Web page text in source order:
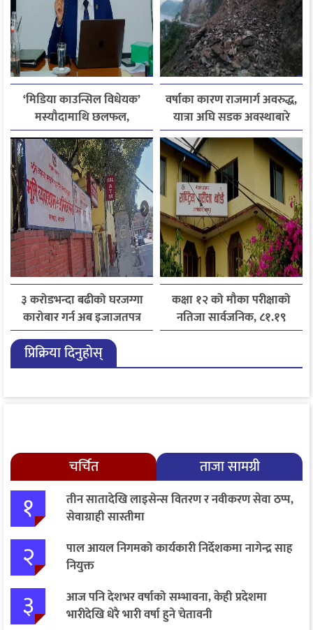
‘मिडिया काउन्सिल विधेयक’
मस्यौदामाथि छलफल,
एआईदेखि पत्रकारको
लाइसेन्ससम्मका विषयमा
सुझाव
वर्षाका कारण राजमार्ग अवरुद्ध,
यात्रा अघि सडक अवस्थाबारे
जानकारी लिन आग्रह
३ करोडभन्दा बढीको घरजग्गा
कारोबार गर्न अब इजाजतपत्र
अनिवार्य
कक्षा १२ को मौका परीक्षाको
नतिजा सार्वजनिक, ८१.१९
प्रतिशत विद्यार्थी उत्तीर्ण
प्रिक्रिया दिनुहोस्
चर्चित ताजा सामग्री
१
तीन सातादेखि लाइसेन्स वितरण र नवीकरण सेवा ठप्प,
सेवाग्राही सास्तीमा
२
पाल आयल निगमको कार्यकारी निर्देशकमा नागेन्द्र साह
नियुक्त
३
आज पनि देशभर वर्षाको सम्भावना, केही प्रदेशमा
भारीदेखि धेरै भारी वर्षा हुने चेतावनी